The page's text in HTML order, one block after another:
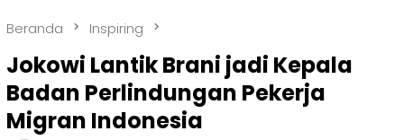
Beranda Inspiring
Jokowi Lantik Brani jadi Kepala
Badan Perlindungan Pekerja
Migran Indonesia